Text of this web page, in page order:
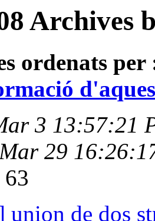
Archives
ordenats per
3 13:57:21
29
63
union de dos